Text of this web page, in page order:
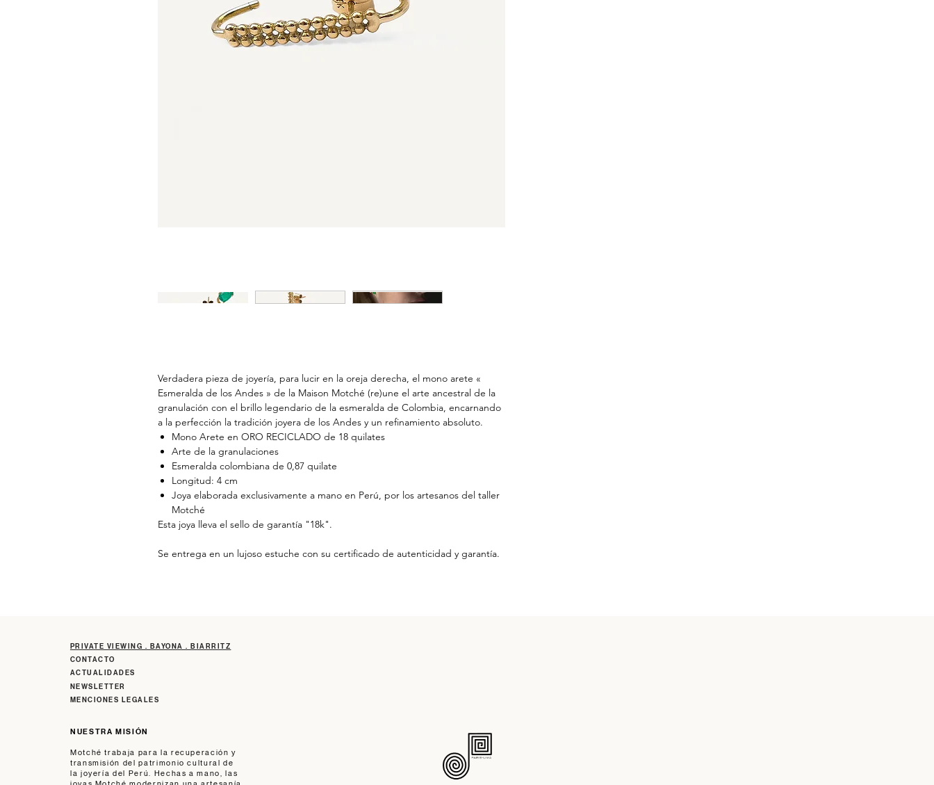
Verdadera pieza de joyería, para lucir en la oreja derecha, el mono arete «
Esmeralda de los Andes » de la Maison Motché (re)une el arte ancestral de la
granulación con el brillo legendario de la esmeralda de Colombia, encarnando
a la perfección la tradición joyera de los Andes y un refinamiento absoluto.
Mono Arete en ORO RECICLADO de 18 quilates
Arte de la granulaciones
Esmeralda colombiana de 0,87 quilate
Longitud: 4 cm
Joya elaborada exclusivamente a mano en Perú, por los artesanos del taller
Motché
Esta joya lleva el sello de garantía "18k".
Se entrega en un lujoso estuche con su certificado de autenticidad y garantía.
PRIVATE VIEWING . BAYONA . BIARRITZ
CONTACTO
ACTUALIDADES
NEWSLETTER
MENCIONES LEGALES
NUESTRA MISIÓN
Motché trabaja para la recuperación y
transmisión del patrimonio cultural de
la joyería del Perú. Hechas a mano, las